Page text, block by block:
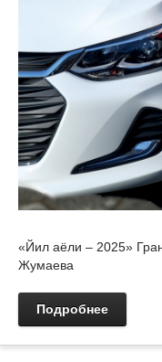
«Йил аёли – 2025»
Жумаева
Подробнее